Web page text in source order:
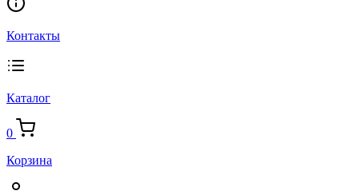
Контакты
Каталог
0
Корзина